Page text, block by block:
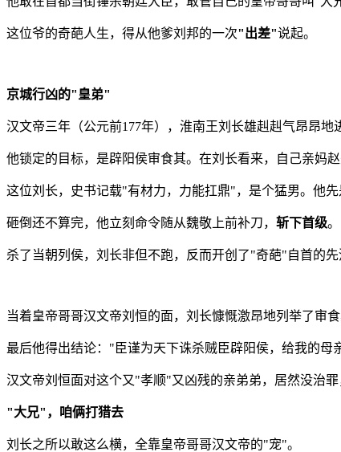
这位爷的奇葩人生，得从他爹刘邦的一次"出差"说起。
京城行凶的"皇弟"
汉文帝三年（公元前177年），淮南王刘长雄赳赳气昂昂
他锁定的目标，是辟阳侯审食其。在刘长看来，自己亲妈
这位刘长，史书记载"有材力，力能扛鼎"，是个猛男。他
砸倒还不算完，他立刻命令随从魏敬上前补刀， 斩下首级。
杀了当朝列侯，刘长非但不跑，反而开创了"奇葩"自首的先
当着皇帝哥哥汉文帝刘恒的面，刘长慷慨激昂地列举了审
最后他得出结论："臣谨为天下诛杀贼臣辟阳侯，给我的母
汉文帝刘恒面对这个又"孝顺"又凶残的亲弟弟，居然没治罪
"大兄"，咱俩打猎去
刘长之所以敢这么横，全靠皇帝哥哥汉文帝的"宠"。